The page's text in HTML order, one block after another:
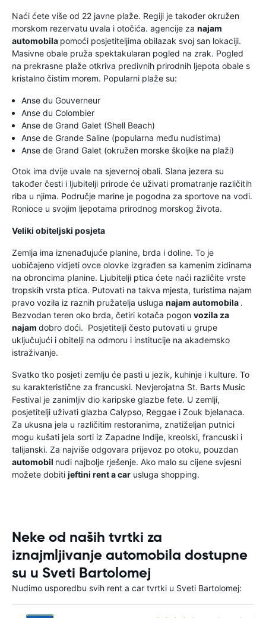
Naći ćete više od 22 javne plaže. Regiji je također okružen
morskom rezervatu uvala i otočića. agencije za najam
automobila pomoći posjetiteljima obilazak svoj san lokaciji.
Masivne obale pruža spektakularan pogled na zrak. Pogled
na prekrasne plaže otkriva predivnih prirodnih ljepota obale s
kristalno čistim morem. Popularni plaže su:
Anse du Gouverneur
Anse du Colombier
Anse de Grand Galet (Shell Beach)
Anse de Grande Saline (popularna među nudistima)
Anse de Grand Galet (okružen morske školjke na plaži)
Otok ima dvije uvale na sjevernoj obali. Slana jezera su
također česti i ljubitelji prirode će uživati promatranje različitih
riba u njima. Područje marine je pogodna za sportove na vodi.
Ronioce u svojim ljepotama prirodnog morskog života.
Veliki obiteljski posjeta
Zemlja ima iznenađujuće planine, brda i doline. To je
uobičajeno vidjeti ovce olovke izgrađen sa kamenim zidinama
na obroncima planine. Ljubitelji ptica ćete naći različite vrste
tropskih vrsta ptica. Putovati na takva mjesta, turistima najam
pravo vozila iz raznih pružatelja usluga najam automobila .
Bezvodan teren oko brda, četiri kotača pogon vozila za
najam dobro doći. Posjetitelji često putovati u grupe
uključujući i obitelji na odmoru i institucije na akademsko
istraživanje.
Svatko tko posjeti zemlju će pasti u jezik, kuhinje i kulture. To
su karakteristične za francuski. Nevjerojatna St. Barts Music
Festival je zanimljiv dio karipske glazbe fete. U zemlji,
posjetitelji uživati glazba Calypso, Reggae i Zouk bjelanaca.
Za ukusna jela u različitim restoranima, znatiželjan putnici
mogu kušati jela sorti iz Zapadne Indije, kreolski, francuski i
talijanski. Za najviše odgovara prijevoz po otoku, pouzdan
automobil nudi najbolje rješenje. Ako malo su cijene svjesni
možete dobiti jeftini rent a car usluga shopping.
Neke od naših tvrtki za
iznajmljivanje automobila dostupne
su u Sveti Bartolomej
Nudimo usporedbu svih rent a car tvrtki u Sveti Bartolomej: